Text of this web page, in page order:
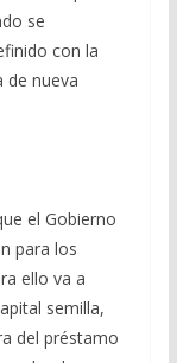
se
con la
de nueva
el Gobierno
para los
ello va a
semilla,
del préstamo